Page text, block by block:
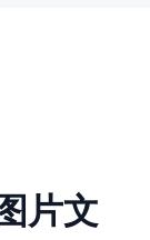
片文